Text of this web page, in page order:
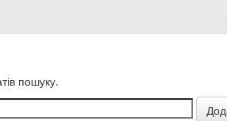
пошуку.